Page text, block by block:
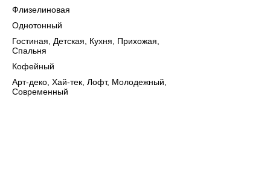
Флизелиновая
Однотонный
Гостиная, Детская, Кухня, Прихожая,
Спальня
Кофейный
Арт-деко, Хай-тек, Лофт, Молодежный,
Современный